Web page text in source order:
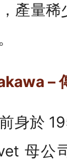
產量
–
身於
母公